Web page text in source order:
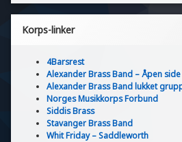
Korps-linker
4Barsrest
Alexander Brass Band – Åpen
Alexander Brass Band lukket
Norges Musikkorps Forbund
Siddis Brass
Stavanger Brass Band
Whit Friday – Saddleworth